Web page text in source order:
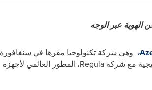
وهي شركة تكنولوجيا مقرها في سنغافورة
ومملوكة لصناديق معتمدة ومُرشحة من قبل شركة Apax Partners، بالإعلان اليوم عن شراكة إستراتيجية مع شركة Regula، المطور العالمي لأجهزة